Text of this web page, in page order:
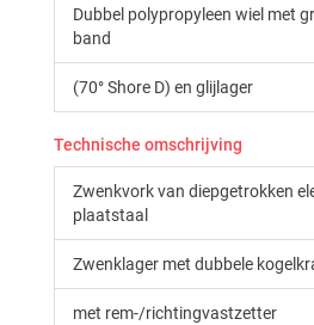
Dubbel polypropyleen wiel met
band
(70° Shore D) en glijlager
Technische omschrijving
Zwenkvork van diepgetrokken
plaatstaal
Zwenklager met dubbele
met rem-/richtingvastzetter